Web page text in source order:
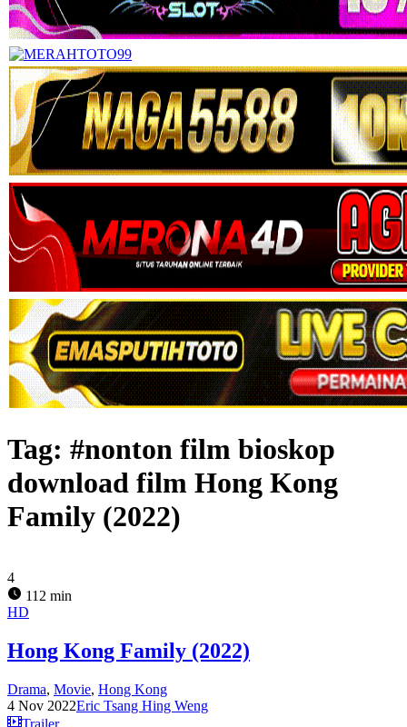
Tag: #nonton film bioskop
download film Hong Kong
Family (2022)
4
112 min
HD
Hong Kong Family (2022)
Drama, Movie, Hong Kong
4 Nov 2022Eric Tsang Hing Weng
Trailer